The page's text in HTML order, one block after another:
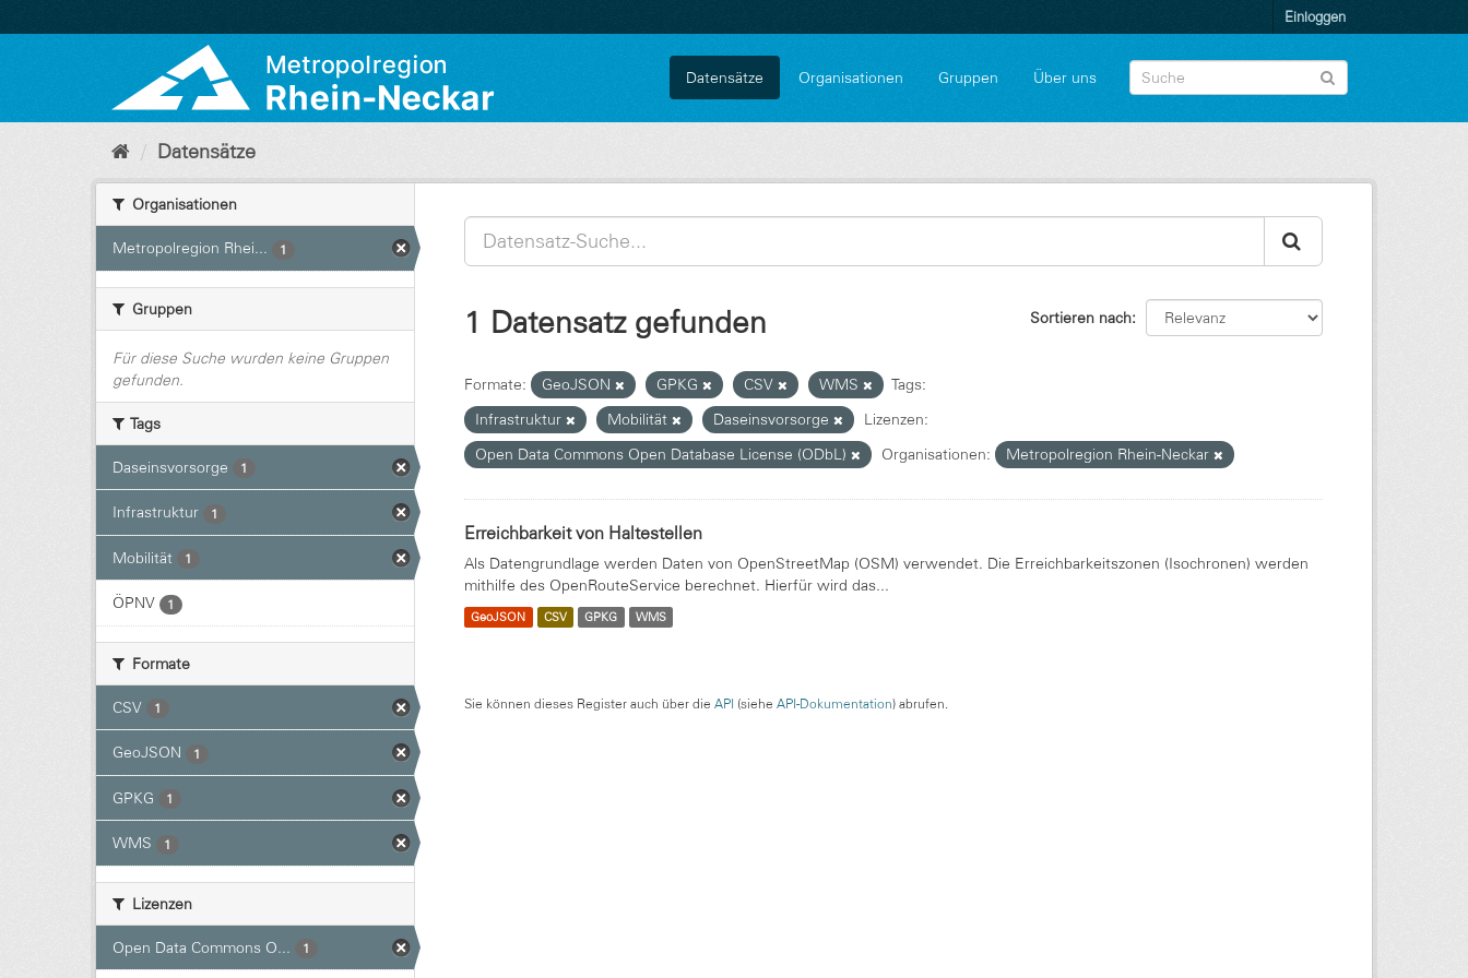
zum
Einloggen
Datensätze Organisationen Gruppen Über uns
Datensätze
Organisationen
Metropolregion Rhei... 1
Gruppen
Für diese Suche wurden keine Gruppen
gefunden.
Tags
Daseinsvorsorge 1
Infrastruktur 1
Mobilität 1
ÖPNV 1
Formate
CSV 1
GeoJSON 1
GPKG 1
WMS 1
Lizenzen
Open Data Commons O... 1
Sortieren nach
1 Datensatz gefunden
Formate: GeoJSON GPKG CSV WMS
Tags:
Infrastruktur
Mobilität Daseinsvorsorge
Lizenzen:
Open Data Commons Open Database License (ODbL)
Organisationen: Metropolregion Rhein-Neckar
Erreichbarkeit von Haltestellen
Als Datengrundlage werden Daten von OpenStreetMap (OSM) verwendet. Die Erreichbarkeitszonen (Isochronen) werden
mithilfe des OpenRouteService berechnet. Hierfür wird das...
GeoJSON CSV GPKG WMS
Sie können dieses Register auch über die API (siehe API-Dokumentation) abrufen.